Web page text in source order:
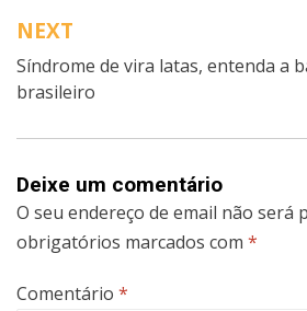
artigos
NEXT
Síndrome de vira latas, entenda a
brasileiro
Deixe um comentário
O seu endereço de email não será
obrigatórios marcados com *
Comentário *